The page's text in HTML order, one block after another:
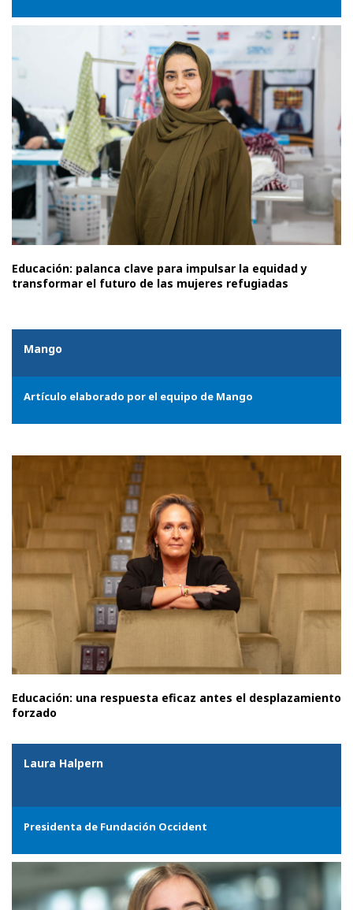
Educación: palanca clave para impulsar la equidad y
transformar el futuro de las mujeres refugiadas
Mango
Artículo elaborado por el equipo de Mango
Educación: una respuesta eficaz antes el desplazamiento
forzado
Laura Halpern
Presidenta de Fundación Occident